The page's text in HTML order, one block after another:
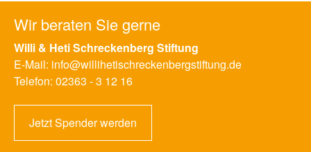
Wir beraten Sie gerne
Willi & Heti Schreckenberg Stiftung
E-Mail: info@willihetischreckenbergstiftung.de
Telefon: 02363 - 3 12 16
Jetzt Spender werden